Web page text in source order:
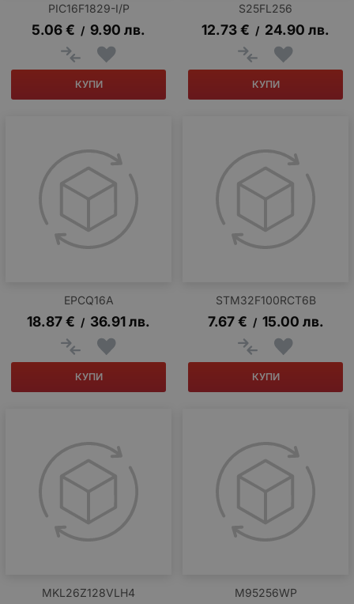
PIC16F1829-I/P
5.06€ / 9.90 лв.
КУПИ
S25FL256
12.73€ / 24.90 лв.
КУПИ
EPCQ16A
18.87€ / 36.91лв.
КУПИ
STM32F100RCT6B
7.67 € / 15.00 лв.
КУПИ
MKL26Z128VLH4 M95256WP